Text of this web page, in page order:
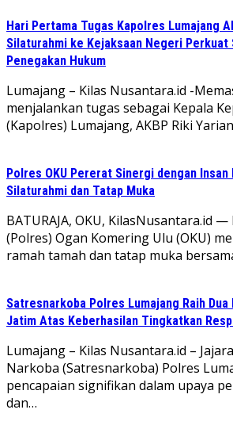
Hari Pertama Tugas Kapolres Lumajang
Silaturahmi ke Kejaksaan Negeri Perkuat
Penegakan Hukum
Lumajang – Kilas Nusantara.id -
menjalankan tugas sebagai Kepala
(Kapolres) Lumajang, AKBP Riki
Polres OKU Pererat Sinergi dengan
Silaturahmi dan Tatap Muka
BATURAJA, OKU, KilasNusantara.id
(Polres) Ogan Komering Ulu (OKU)
ramah tamah dan tatap muka
Satresnarkoba Polres Lumajang Raih Dua
Jatim Atas Keberhasilan Tingkatkan
Lumajang – Kilas Nusantara.id –
Narkoba (Satresnarkoba) Polres
pencapaian signifikan dalam upaya
dan…